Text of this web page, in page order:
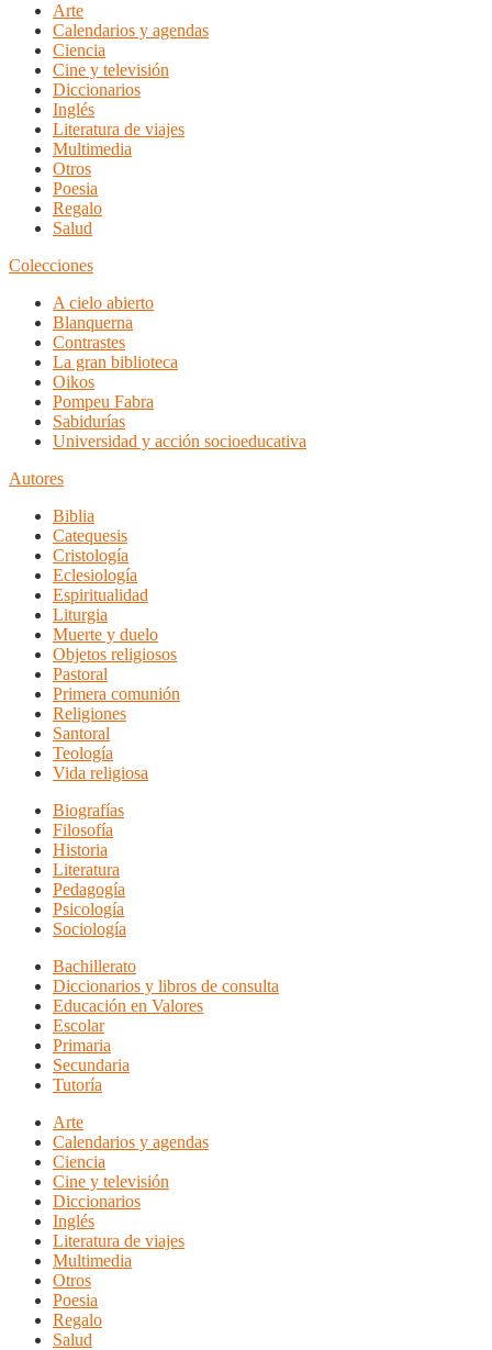
Arte
Calendarios y agendas
Ciencia
Cine y televisión
Diccionarios
Inglés
Literatura de viajes
Multimedia
Otros
Poesia
Regalo
Salud
Colecciones
A cielo abierto
Blanquerna
Contrastes
La gran biblioteca
Oikos
Pompeu Fabra
Sabidurías
Universidad y acción socioeducativa
Autores
Biblia
Catequesis
Cristología
Eclesiología
Espiritualidad
Liturgia
Muerte y duelo
Objetos religiosos
Pastoral
Primera comunión
Religiones
Santoral
Teología
Vida religiosa
Biografías
Filosofía
Historia
Literatura
Pedagogía
Psicología
Sociología
Bachillerato
Diccionarios y libros de consulta
Educación en Valores
Escolar
Primaria
Secundaria
Tutoría
Arte
Calendarios y agendas
Ciencia
Cine y televisión
Diccionarios
Inglés
Literatura de viajes
Multimedia
Otros
Poesia
Regalo
Salud